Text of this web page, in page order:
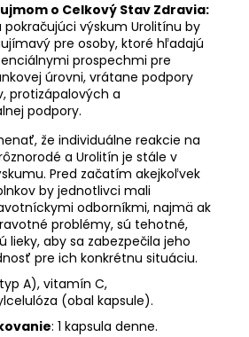
o Celkový Stav Zdravia:
výskum Urolitínu by
pre osoby, ktoré hľadajú
prospechmi pre
úrovni, vrátane podpory
protizápalových a
podpory.
že individuálne reakcie na
a Urolitín je stále v
Pred začatím akejkoľvek
by jednotlivci mali
odborníkmi, najmä ak
problémy, sú tehotné,
lieky, aby sa zabezpečila jeho
pre ich konkrétnu situáciu.
A), vitamín C,
(obal kapsule).
: 1 kapsula denne.